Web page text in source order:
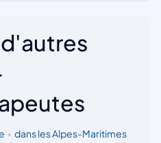
• dans les Alpes-Maritimes